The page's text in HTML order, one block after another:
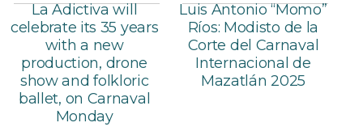
La Adictiva will
celebrate its 35 years
with a new
production, drone
show and folkloric
ballet, on Carnaval
Monday
Luis Antonio “Momo”
Ríos: Modisto de la
Corte del Carnaval
Internacional de
Mazatlán 2025